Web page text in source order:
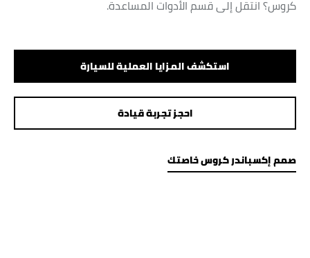
كروس؟ انتقل إلى قسم الأدوات المساعدة.
استكشف المزايا العملية للسيارة
احجز تجربة قيادة
صمم إكسباندر كروس خاصتك